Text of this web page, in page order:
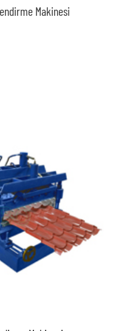
Makinesi